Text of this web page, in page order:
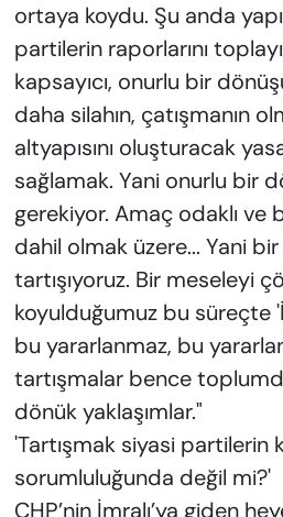
ortaya koydu. Şu anda
partilerin raporlarını
kapsayıcı, onurlu bir
daha silahın, çatışmanın
altyapısını oluşturacak
sağlamak. Yani onurlu bir
gerekiyor. Amaç odaklı ve
dahil olmak üzere... Yani
tartışıyoruz. Bir meseleyi
koyulduğumuz bu süreçte
bu yararlanmaz, bu
tartışmalar bence
dönük yaklaşımlar."
'Tartışmak siyasi partilerin
sorumluluğunda değil mi?'
CHP’nin İmralı’ya giden